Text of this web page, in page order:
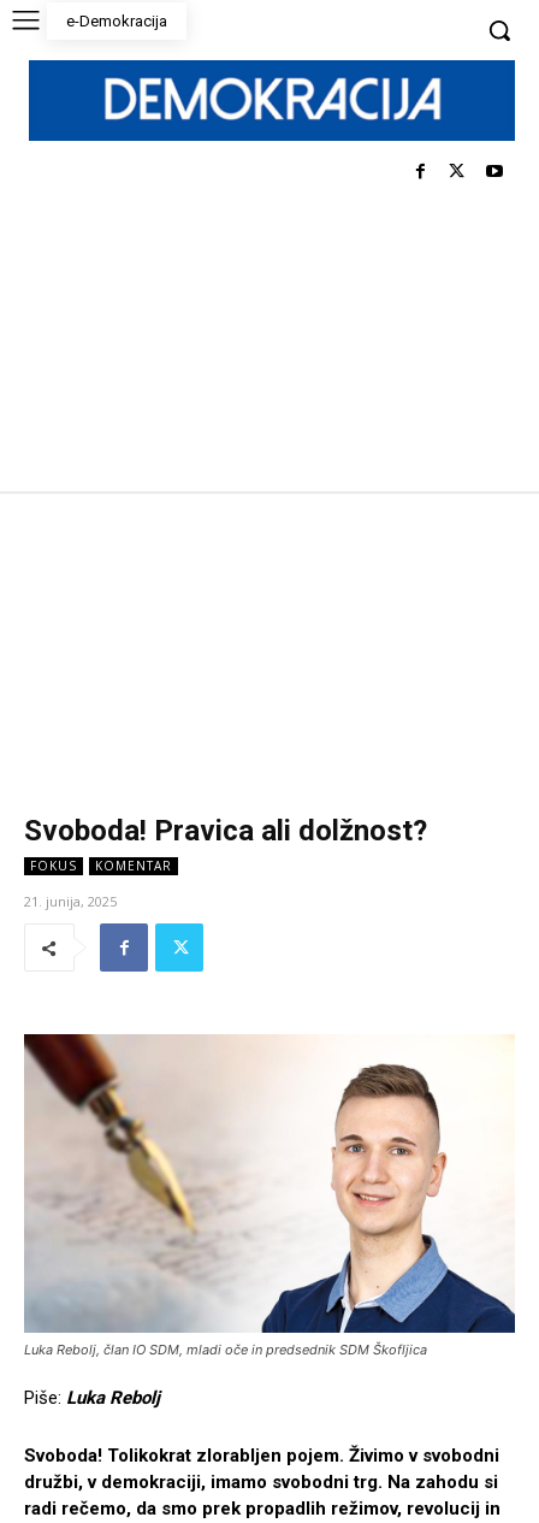
e-Demokracija
Svoboda! Pravica ali dolžnost?
FOKUS KOMENTAR
21. junija, 2025
Luka Rebolj, član IO SDM, mladi oče in predsednik SDM Škofljica
Piše: Luka Rebolj
Svoboda! Tolikokrat zlorabljen pojem. Živimo v svobodni
družbi, v demokraciji, imamo svobodni trg. Na zahodu si
radi rečemo, da smo prek propadlih režimov, revolucij in